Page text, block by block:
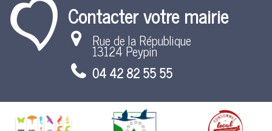
Contacter votre mairie
Rue de la République
13124 Peypin
04 42 82 55 55